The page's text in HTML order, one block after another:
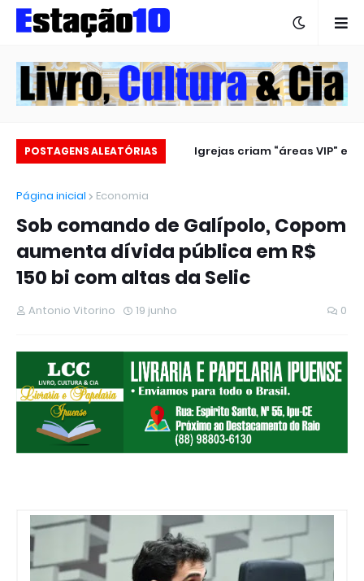
POSTAGENS ALEATÓRIAS
Igrejas criam “áreas VIP” e
10 no carnaval 2025
Página inicial Economia
Sob comando de Galípolo, Copom
aumenta dívida pública em R$
150 bi com altas da Selic
Antonio Vitorino 19 junho 0